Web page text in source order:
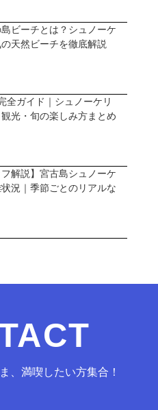
ビーチとは？シュノーケ
天然ビーチを徹底解説
全ガイド｜シュノーケリ
光・旬の楽しみ方まとめ
解説】宮古島シュノーケ
況｜季節ごとのリアルな
、満喫したい方集合！